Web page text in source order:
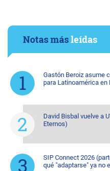
Notas másleídas
Gastón Beroiz asume
para Latinoamérica en
David Bisbal vuelve a
Eternos)
SIP Connect 2026
qué "adaptarse" ya no